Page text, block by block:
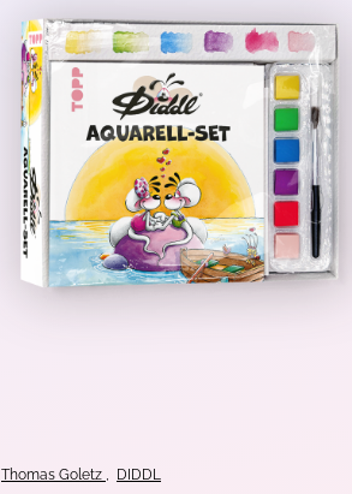
Thomas Goletz DIDDL